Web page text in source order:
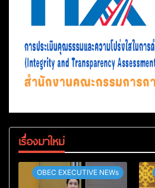
เรื่องมาใหม่
OBEC EXECUTIVE NEWs